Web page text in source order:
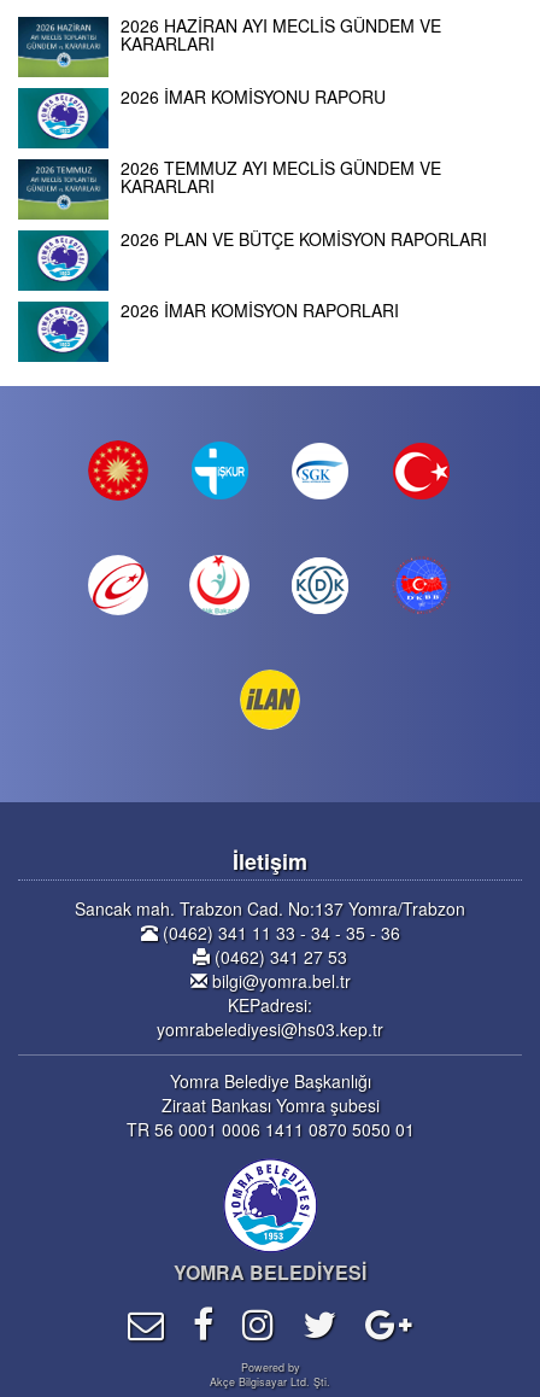
2026 HAZİRAN AYI MECLİS GÜNDEM VE
KARARLARI
2026 İMAR KOMİSYONU RAPORU
2026 TEMMUZ AYI MECLİS GÜNDEM VE
KARARLARI
2026 PLAN VE BÜTÇE KOMİSYON RAPORLARI
2026 İMAR KOMİSYON RAPORLARI
İletişim
Sancak mah. Trabzon Cad. No:137 Yomra/Trabzon
(0462) 341 11 33 - 34 - 35 - 36
(0462) 341 27 53
bilgi@yomra.bel.tr
KEPadresi:
yomrabelediyesi@hs03.kep.tr
Yomra Belediye Başkanlığı
Ziraat Bankası Yomra şubesi
TR 56 0001 0006 1411 0870 5050 01
YOMRA BELEDİYESİ
Powered by
Akçe Bilgisayar Ltd. Şti.